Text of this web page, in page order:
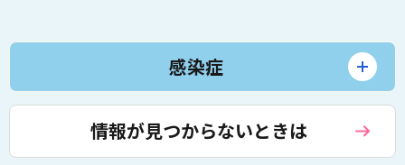
感染症
情報が見つからないときは